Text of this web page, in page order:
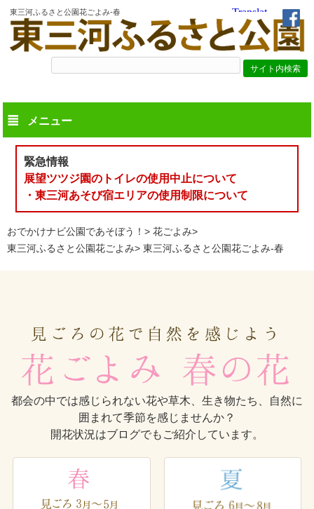
東三河ふるさと公園花ごよみ-春
メニュー
緊急情報
展望ツツジ園のトイレの使用中止について
・東三河あそび宿エリアの使用制限について
おでかけナビ公園であそぼう！
花ごよみ
東三河ふるさと公園花ごよみ
東三河ふるさと公園花ごよみ-春
都会の中では感じられない花や草木、生き物たち、自然に
囲まれて季節を感じませんか？
開花状況はブログでもご紹介しています。